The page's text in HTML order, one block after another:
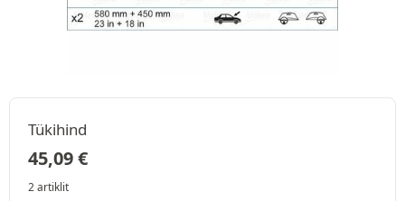
Tükihind
45,09€
2 artiklit